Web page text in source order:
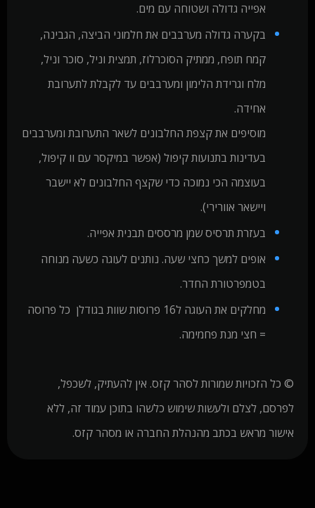
אפייה גדולה ושטוחה עם מים.
בקערה גדולה מערבבים את חלמוני הביצה, הגבינה,
קמח תופח, ממתיק הסוכרלוז, תמצית וניל, סוכר וניל,
מלח וגרידת הלימון ומערבבים עד לקבלת לתערובת
אחידה.
מוסיפים את קצפת החלבונים לשאר התערובת ומערבבים
בעדינות בתנועות קיפול (אפשר במיקסר עם וו קיפול,
בעוצמה הכי נמוכה כדי שקצף החלבונים לא יישבר
ויישאר אוורירי).
בעזרת תרסיס שמן מרססים תבנית אפייה.
אופים למשך כחצי שעה. נותנים לעוגה כשעה מנוחה
בטמפרטורת החדר.
מחלקים את העוגה ל16 פרוסות שוות בגודלן כל פרוסה
= חצי מנת פחמימה.
© כל הזכויות שמורות לסהר קזס. אין להעתיק, לשכפל,
לפרסם, לצלם ולעשות שימוש כלשהו בתוכן עמוד זה, ללא
אישור מראש בכתב מהנהלת החברה או מסהר קזס.